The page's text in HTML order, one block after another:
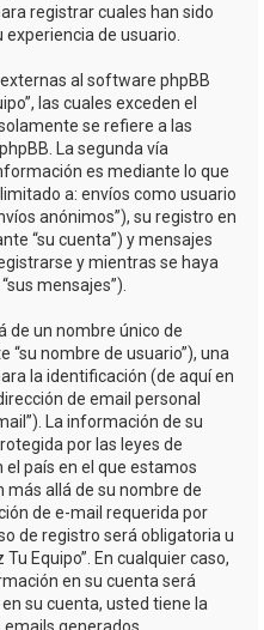
registrar cuales han sido
de usuario.
al software phpBB
las cuales exceden el
se refiere a las
La segunda vía
es mediante lo que
a: envíos como usuario
anónimos”), su registro en
“su cuenta”) y mensajes
y mientras se haya
mensajes”).
de un nombre único de
nombre de usuario”), una
la identificación (de aquí en
de email personal
La información de su
por las leyes de
país en el que estamos
allá de su nombre de
de e-mail requerida por
de registro será obligatoria u
Equipo”. En cualquier caso,
en su cuenta será
su cuenta, usted tiene la